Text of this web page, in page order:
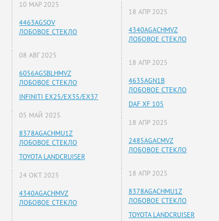
10 МАР 2025
4463AGSOV
ЛОБОВОЕ СТЕКЛО
08 АВГ 2025
6056AGSBLHMVZ
ЛОБОВОЕ СТЕКЛО
INFINITI EX25/EX35/EX37
05 МАЙ 2025
8378AGACHMU1Z
ЛОБОВОЕ СТЕКЛО
TOYOTA LANDCRUISER
24 ОКТ 2025
4340AGACHMVZ
ЛОБОВОЕ СТЕКЛО
18 АПР 2025
4340AGACHMVZ
ЛОБОВОЕ СТЕКЛО
18 АПР 2025
4635AGN1B
ЛОБОВОЕ СТЕКЛО
DAF XF 105
18 АПР 2025
2485AGACMVZ
ЛОБОВОЕ СТЕКЛО
18 АПР 2025
8378AGACHMU1Z
ЛОБОВОЕ СТЕКЛО
TOYOTA LANDCRUISER